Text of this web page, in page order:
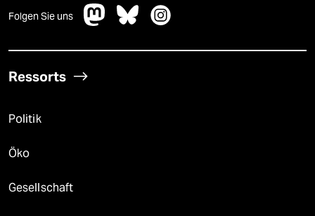
Folgen Sie uns
Ressorts
Politik
Öko
Gesellschaft